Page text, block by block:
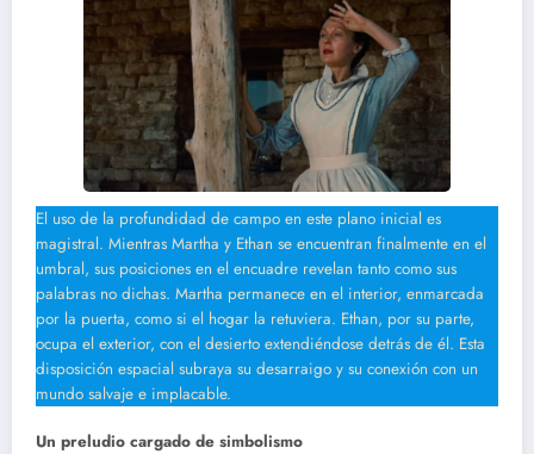
El uso de la profundidad de campo en este plano inicial es
magistral. Mientras Martha y Ethan se encuentran finalmente en el
umbral, sus posiciones en el encuadre revelan tanto como sus
palabras no dichas. Martha permanece en el interior, enmarcada
por la puerta, como si el hogar la retuviera. Ethan, por su parte,
ocupa el exterior, con el desierto extendiéndose detrás de él. Esta
disposición espacial subraya su desarraigo y su conexión con un
mundo salvaje e implacable.
Un preludio cargado de simbolismo